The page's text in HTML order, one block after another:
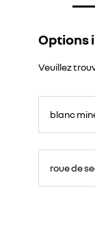
Options
Veuillez
blanc
roue de